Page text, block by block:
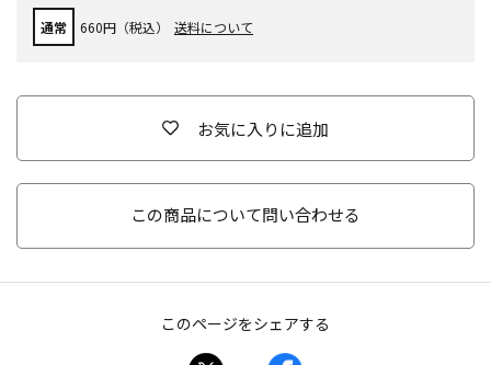
通常 660円（税込） 送料について
お気に入りに追加
この商品について問い合わせる
このページをシェアする